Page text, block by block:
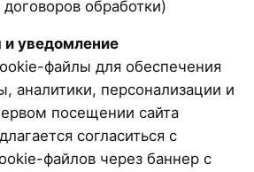
обработки)
уведомление
файлы для обеспечения
аналитики, персонализации и
посещении сайта
согласиться с
файлов через баннер с